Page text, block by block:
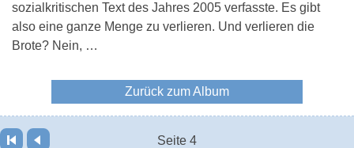
sozialkritischen Text des Jahres 2005 verfasste. Es gibt
also eine ganze Menge zu verlieren. Und verlieren die
Brote? Nein, …
Zurück zum Album
Seite 4